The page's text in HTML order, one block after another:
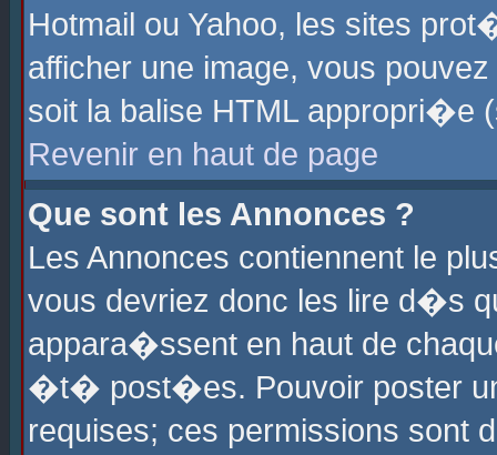
Hotmail ou Yahoo, les sites
afficher une image, vous
soit la balise HTML
Revenir en haut de page
Que sont les Annonces ?
Les Annonces contiennent le
vous devriez donc les lire d�s
appara�ssent en haut de
�t� post�es. Pouvoir poster
requises; ces permissions sont